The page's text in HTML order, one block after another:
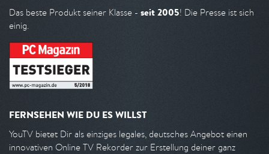
Das beste Produkt seiner Klasse - seit 2005! Die Presse ist sich
einig.
FERNSEHEN WIE DU ES WILLST
YouTV bietet Dir als einziges legales, deutsches Angebot einen
innovativen Online TV Rekorder zur Erstellung deiner ganz